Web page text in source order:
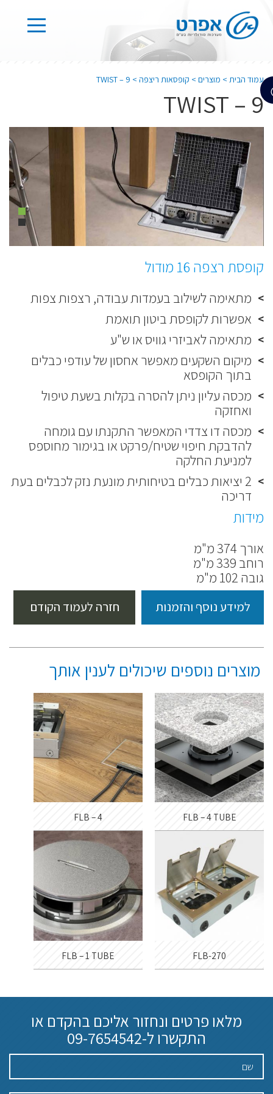
עמוד הבית> מוצרים> קופסאות ריצפה>
TWIST – 9
TWIST – 9
קופסת רצפה 16 מודול
מתאימה לשילוב בעמדות עבודה, רצפות צפות
אפשרות לקופסת ביטון תואמת
מתאימה לאביזרי גוויס או ש"ע
מיקום השקעים מאפשר אחסון של עודפי כבלים
בתוך הקופסא
מכסה עליון ניתן להסרה בקלות בשעת טיפול
ואחזקה
מכסה דו צדדי המאפשר התקנתו עם גומחה
להדבקת חיפוי שטיח/פרקט או בגימור מחוספס
למניעת החלקה
2 יציאות כבלים בטיחותית מונעת נזק לכבלים בעת
דריכה
מידות
אורך 374 מ"מ
רוחב 339 מ"מ
גובה 102 מ"מ
למידע נוסף והזמנות חזרה לעמוד הקודם
מוצרים נוספים שיכולים לענין אותך
FLB – 4 TUBE
FLB – 4
FLB-270
FLB – 1 TUBE
מלאו פרטים ונחזור אליכם בהקדם או
התקשרו ל-09-7654542